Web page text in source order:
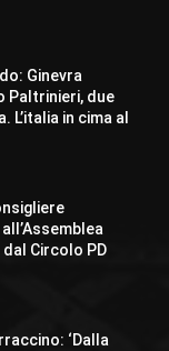
Ginevra
Paltrinieri, due
L’italia in cima al
Circolo PD
‘Dalla